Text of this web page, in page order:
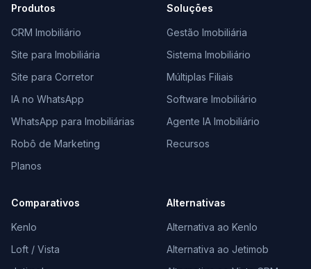
Produtos
CRM Imobiliário
Site para Imobiliária
Site para Corretor
IA no WhatsApp
WhatsApp para Imobiliárias
Robô de Marketing
Planos
Soluções
Gestão Imobiliária
Sistema Imobiliário
Múltiplas Filiais
Software Imobiliário
Agente IA Imobiliário
Recursos
Comparativos
Kenlo
Loft / Vista
Alternativas
Alternativa ao Kenlo
Alternativa ao Jetimob